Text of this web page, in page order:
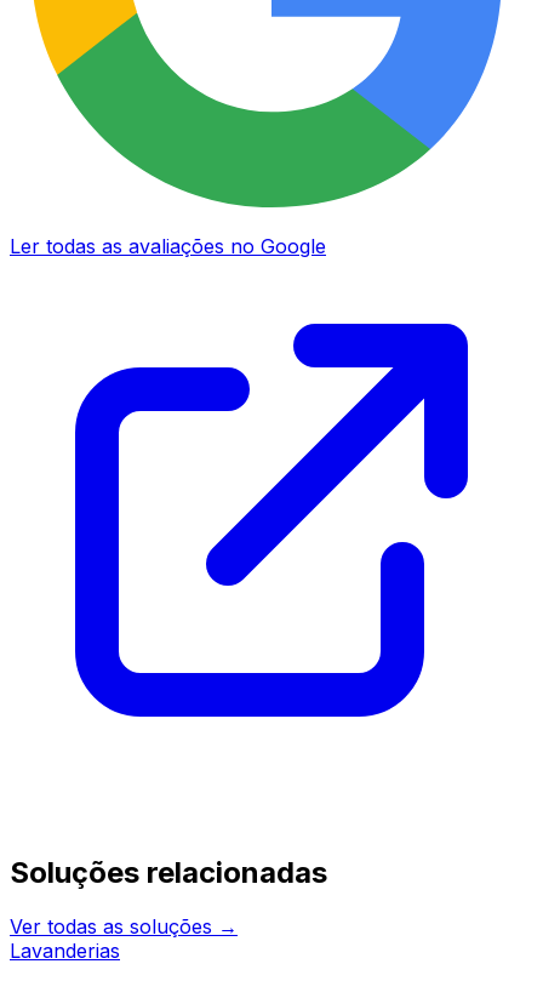
Ler todas as avaliações no Google
Soluções relacionadas
Ver todas as soluções →
Lavanderias